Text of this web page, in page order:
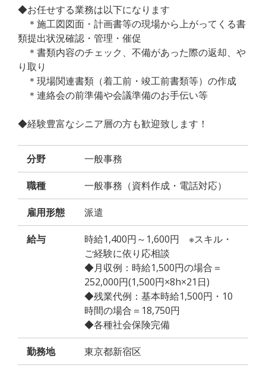
◆お任せする業務は以下になります
＊施工図図面・計画書等の現場から上がってくる書
類提出状況確認・管理・催促
＊書類内容のチェック、不備があった際の返却、や
り取り
＊現場関連書類（着工前・竣工前書類等）の作成
＊連絡会の前準備や会議準備のお手伝い等
◆経験豊富なシニア層の方も歓迎致します！
分野 一般事務
職種 一般事務（資料作成・電話対応）
雇用形態 派遣
給与
時給1,400円～1,600円 ※スキル・
ご経験に依り応相談
◆月収例：時給1,500円の場合＝
252,000円(1,500円×8h×21日)
◆残業代例：基本時給1,500円・10
時間の場合＝18,750円
◆各種社会保険完備
勤務地 東京都新宿区